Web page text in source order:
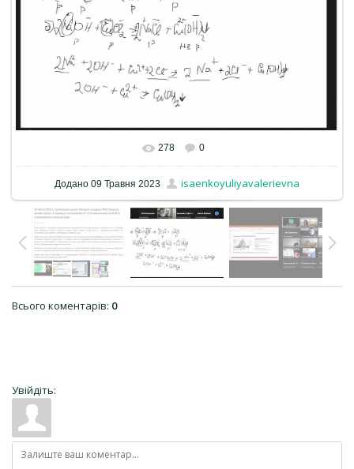
278 0
Додано 09 Травня 2023 isaenkoyuliyavalerievna
Всього коментарів: 0
Увійдіть: